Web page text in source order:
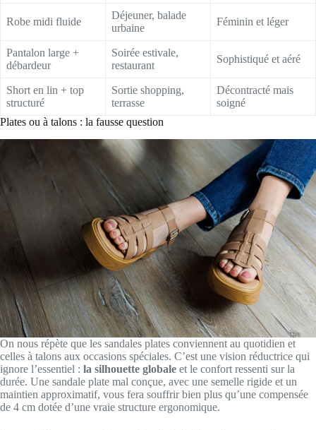
Robe midi fluide
Déjeuner, balade
urbaine
Féminin et léger
Pantalon large +
débardeur
Soirée estivale,
restaurant
Sophistiqué et aéré
Short en lin + top
structuré
Sortie shopping,
terrasse
Décontracté mais
soigné
Plates ou à talons : la fausse question
On nous répète que les sandales plates conviennent au quotidien et
celles à talons aux occasions spéciales. C’est une vision réductrice qui
ignore l’essentiel : la silhouette globale et le confort ressenti sur la
durée. Une sandale plate mal conçue, avec une semelle rigide et un
maintien approximatif, vous fera souffrir bien plus qu’une compensée
de 4 cm dotée d’une vraie structure ergonomique.